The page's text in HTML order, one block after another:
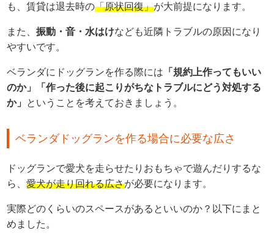
も、賃貸は退去時の「原状回復」が大前提になります。
また、振動・音・水はけなども近隣トラブルの原因になり
やすいです。
ベランダにドッグランを作る際には 「規約上作ってもいい
のか」「作った後に起こりがちなトラブルにどう対処する
か」
ということを考えておきましょう。
ベランダドッグランを作る場合に必要な広さ
ドッグランで愛犬を走らせたりおもちゃで遊んだりするな
ら、愛犬が走り回れる広さが必要になります。
実際どのくらいのスペースがあるといいのか？以下にまと
めました。